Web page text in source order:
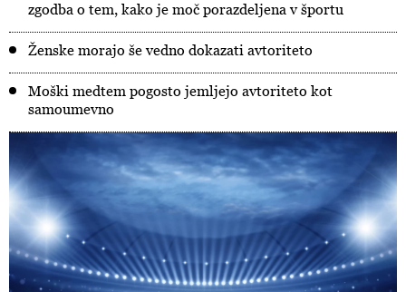
zgodba o tem, kako je moč porazdeljena v športu
Ženske morajo še vedno dokazati avtoriteto
Moški medtem pogosto jemljejo avtoriteto kot
samoumevno